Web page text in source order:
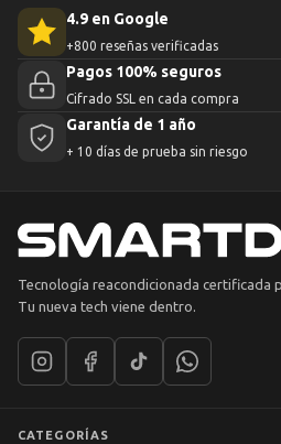
4.9 en Google
+800 reseñas verificadas
Pagos 100% seguros
Cifrado SSL en cada compra
Garantía de 1 año
+ 10 días de prueba sin riesgo
Tecnología reacondicionada certificada
Tu nueva tech viene dentro.
CATEGORÍAS